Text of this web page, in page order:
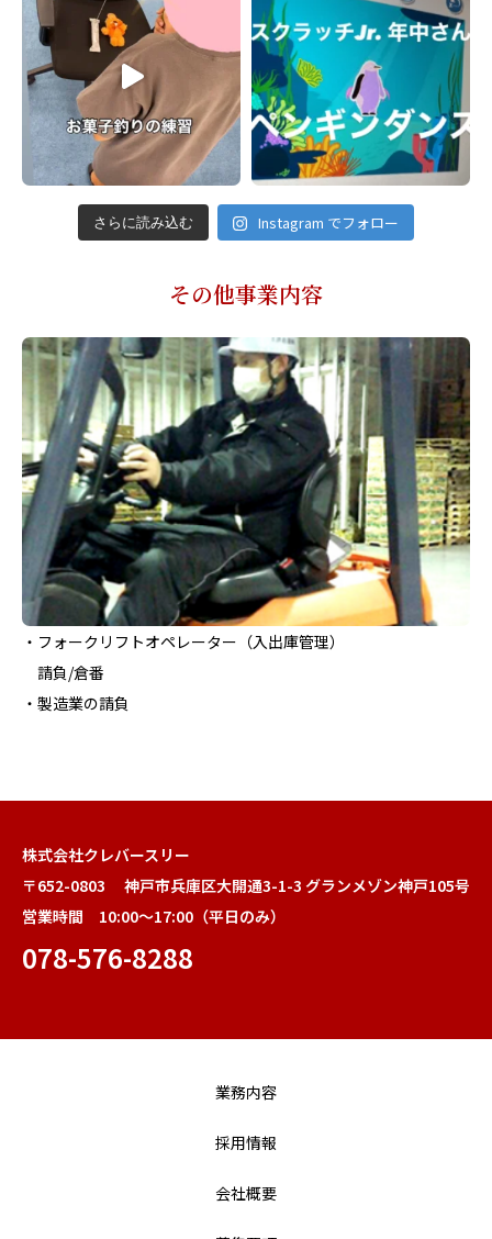
さらに読み込む Instagram でフォロー
その他事業内容
・フォークリフトオペレーター（入出庫管理）
請負/倉番
・製造業の請負
株式会社クレバースリー
〒652-0803 神戸市兵庫区大開通3-1-3 グランメゾン神戸105号
営業時間 10:00～17:00（平日のみ）
078-576-8288
業務内容
採用情報
会社概要